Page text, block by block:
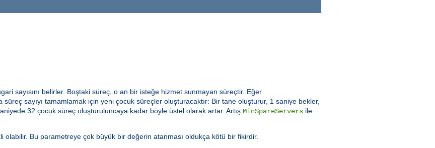
sayısını belirler. Boştaki süreç, o an bir isteğe hizmet sunmayan süreçtir. Eğer
sayıyı tamamlamak için yeni çocuk süreçler oluşturacaktır: Bir tane oluşturur, 1 saniye bekler,
32 çocuk süreç oluşturuluncaya kadar böyle üstel olarak artar. Artış MinSpareServers ile
Bu parametreye çok büyük bir değerin atanması oldukça kötü bir fikirdir.